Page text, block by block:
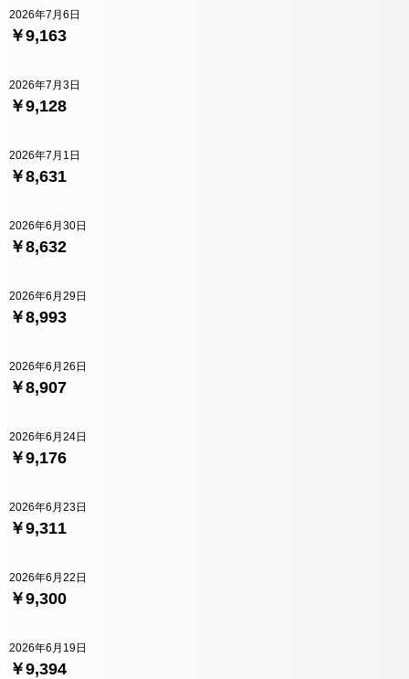
￥9,163
2026年7月6日
￥9,128
2026年7月3日
￥8,631
2026年7月1日
￥8,632
2026年6月30日
￥8,993
2026年6月29日
￥8,907
2026年6月26日
￥9,176
2026年6月24日
￥9,311
2026年6月23日
￥9,300
2026年6月22日
￥9,394
2026年6月19日